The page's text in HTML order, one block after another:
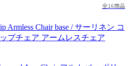
全16商品
Armless Chair base / サーリネン コ
プチェア アームレスチェア